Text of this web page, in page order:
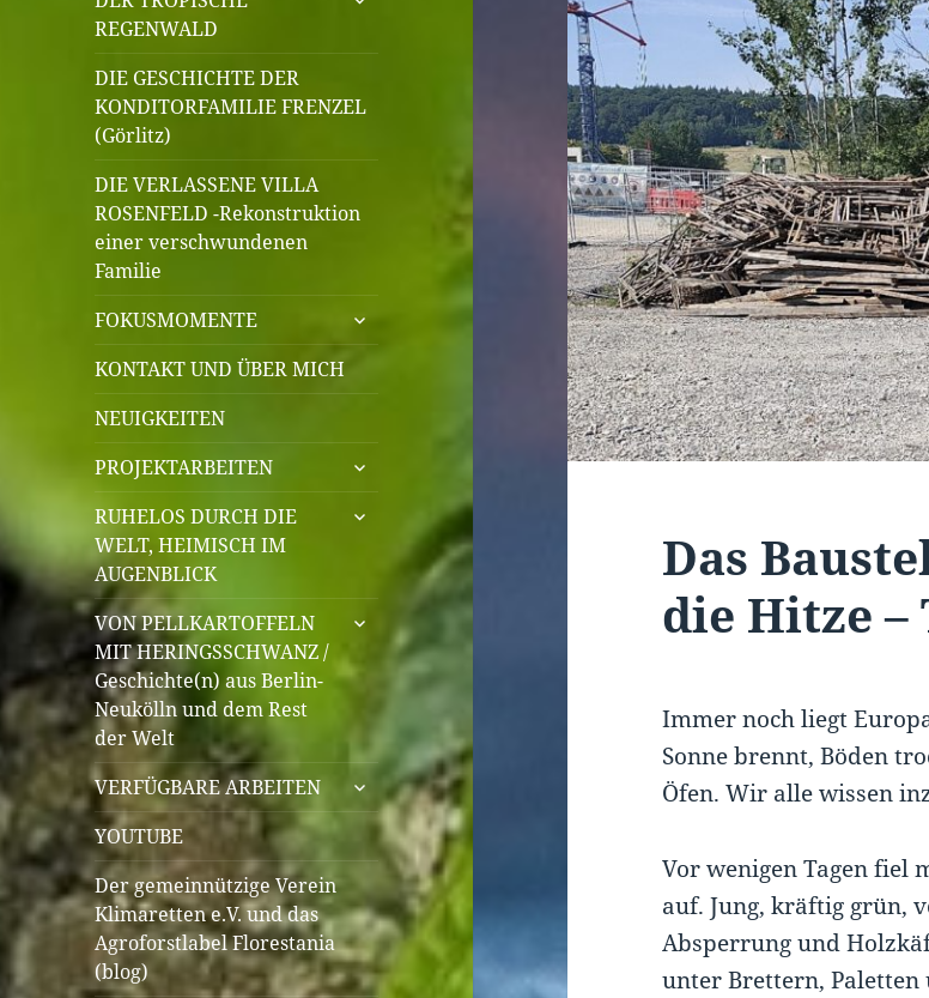
REGENWALD
DIE GESCHICHTE DER
KONDITORFAMILIE FRENZEL
(Görlitz)
DIE VERLASSENE VILLA
ROSENFELD -Rekonstruktion
einer verschwundenen
Familie
FOKUSMOMENTE
untermenü
öffnen
KONTAKT UND ÜBER MICH
NEUIGKEITEN
PROJEKTARBEITEN
untermenü
öffnen
RUHELOS DURCH DIE
WELT, HEIMISCH IM
AUGENBLICK
untermenü
VON PELLKARTOFFELN
MIT HERINGSSCHWANZ /
Geschichte(n) aus Berlin-
Neukölln und dem Rest
der Welt
untermenü
öffnen
VERFÜGBARE ARBEITEN
untermenü
öffnen
YOUTUBE
Der gemeinnützige Verein
Klimaretten e.V. und das
Agroforstlabel Florestania
(blog)
Das
die Hitze –
Immer noch liegt
Sonne brennt, Böden
Öfen. Wir alle wissen
Vor wenigen Tagen fiel
auf. Jung, kräftig grün,
Absperrung und
unter Brettern, Paletten